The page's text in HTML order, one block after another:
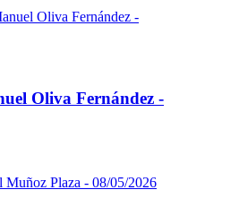
Oliva Fernández -